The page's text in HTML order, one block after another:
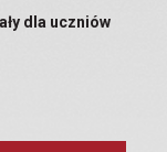
dla uczniów